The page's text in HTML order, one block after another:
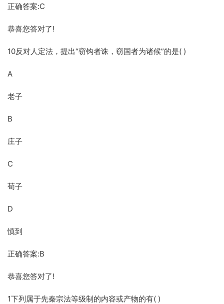
正确答案:C
恭喜您答对了!
10反对人定法，提出“窃钩者诛，窃国者为诸候”的是( )
A
老子
B
庄子
C
荀子
D
慎到
正确答案:B
恭喜您答对了!
1下列属于先秦宗法等级制的内容或产物的有( )